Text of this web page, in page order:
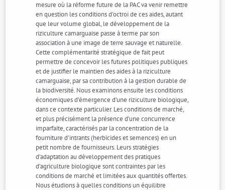
mesure où la réforme future de la PAC va venir remettre
en question les conditions d’octroi de ces aides, autant
que leur volume global, le développement de la
riziculture camarguaise passe à terme par son
association à une image de terre sauvage et naturelle.
Cette complémentarité stratégique de fait peut
permettre de concevoir les futures politiques publiques
et de justifier le maintien des aides à la riziculture
camarguaise, par sa contribution à la gestion durable de
la biodiversité. Nous examinons ensuite les conditions
économiques d’émergence d’une riziculture biologique,
dans ce contexte particulier. Les conditions de marché,
et plus précisément la présence d’une concurrence
imparfaite, caractérisés par la concentration de la
fourniture d’intrants (herbicides et semences) en un
petit nombre de fournisseurs. Leurs stratégies
d’adaptation au développement des pratiques
d’agriculture biologique sont contraintes par les
conditions de marché et limitées aux quantités offertes.
Nous étudions à quelles conditions un équilibre